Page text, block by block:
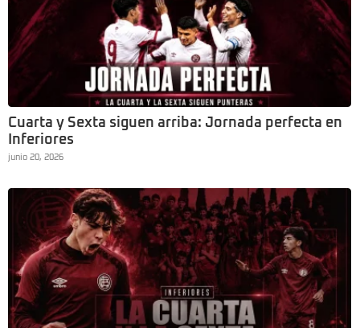
Cuarta y Sexta siguen arriba: Jornada perfecta en
Inferiores
junio 20, 2026